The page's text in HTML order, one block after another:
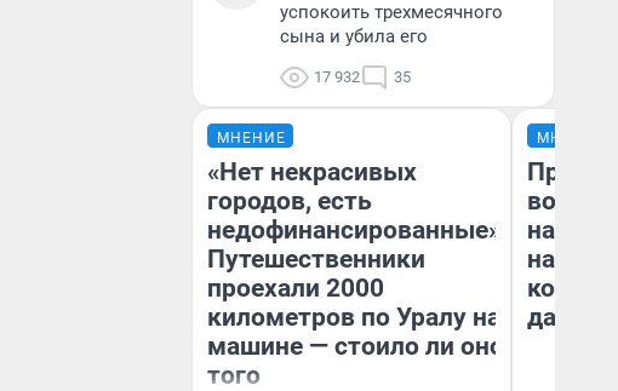
успокоить трехмесячного
сына и убила его
17 932 35
МНЕНИЕ
«Нет некрасивых
городов, есть
недофинансированные».
Путешественники
проехали 2000
километров по Уралу на
машине — стоило ли оно
того
МНЕНИЕ
нам
даже